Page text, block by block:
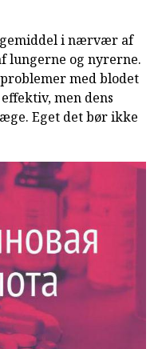
i nærvær af
lungerne og nyrerne.
med blodet
men dens
Eget det bør ikke